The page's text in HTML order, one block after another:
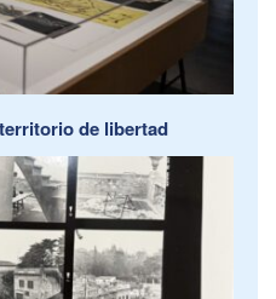
de libertad